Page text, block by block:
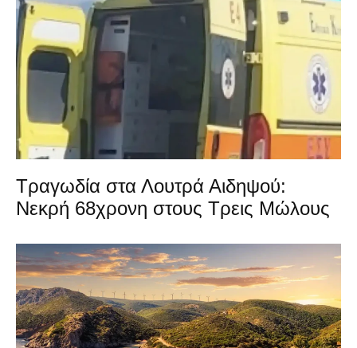
Τραγωδία στα Λουτρά Αιδηψού:
Νεκρή 68χρονη στους Τρεις Μώλους